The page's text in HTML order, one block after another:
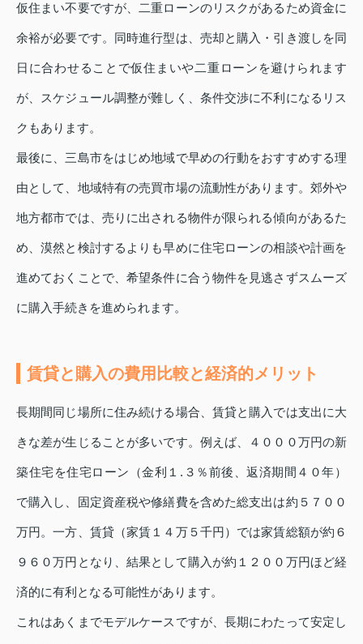
仮住まい不要ですが、二重ローンのリスクがあるため資金に
余裕が必要です。同時進行型は、売却と購入・引き渡しを同
日に合わせることで仮住まいや二重ローンを避けられます
が、スケジュール調整が難しく、条件交渉に不利になるリス
クもあります。
最後に、三島市をはじめ地域で早めの行動をおすすめする理
由として、地域特有の売買市場の流動性があります。郊外や
地方都市では、売りに出される物件が限られる傾向があるた
め、漠然と検討するよりも早めに住宅ローンの相談や計画を
進めておくことで、希望条件に合う物件を見逃さずスムーズ
に購入手続きを進められます。
賃貸と購入の費用比較と経済的メリット
長期間同じ場所に住み続ける場合、賃貸と購入では支出に大
きな差が生じることが多いです。例えば、４０００万円の新
築住宅を住宅ローン（金利１.３％前後、返済期間４０年）
で購入し、固定資産税や修繕費を含めた総支出は約５７００
万円。一方、賃貸（家賃１４万５千円）では家賃総額が約６
９６０万円となり、結果として購入が約１２００万円ほど経
済的に有利となる可能性があります。
これはあくまでモデルケースですが、長期にわたって安定し